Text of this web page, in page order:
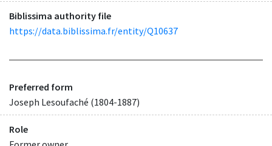
Biblissima authority file
https://data.biblissima.fr/entity/Q10637
Preferred form
Joseph Lesoufaché (1804-1887)
Role